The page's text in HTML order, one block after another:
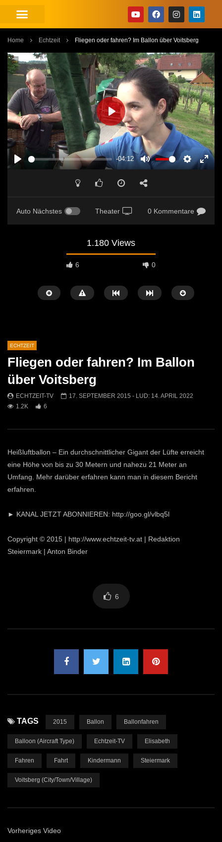
Home Echtzeit Fliegen oder fahren? Im Ballon über Voitsberg
-04:12
MUTE SETTINGS
PLAY
Auto Nächstes Theater 0 Kommentare
1.180 Views
6 0
Mittendrin
ECHTZEIT-TV
Kammern
ECHTZEIT
Fliegen oder fahren? Im Ballon
über Voitsberg
ECHTZEIT-TV 17. SEPTEMBER 2015 - LUD: 14. APRIL 2022
1.2K
6
Heißluftballon – Ein durchschnittlicher Gigant der Lüfte erreicht
eine Höhe von bis zu 30 Metern und nahezu 21 Meter an
Umfang. Mehr darüber erfahren kann man in diesem Bericht
erfahren.
► KANAL JETZT ABONNIEREN: http://goo.gl/vlbq5l
Copyright © 2015 | http://www.echtzeit-tv.at | Redaktion
Steiermark | Anton Binder
6
TAGS 2015 Ballon Ballonfahren
Balloon (Aircraft Type) Echtzeit-TV Elisabeth
Fahren Fahrt Kindermann Steiermark
Voitsberg (City/Town/Village)
Vorheriges Video